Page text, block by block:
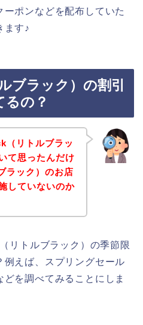
ポンなどを配布していた
ます♪
ブラック）の割引
るの？
リトルブラッ
て思ったんだけ
ラック）のお店
していないのか
リトルブラック）の季節限
例えば、スプリングセール
を調べてみることにしま